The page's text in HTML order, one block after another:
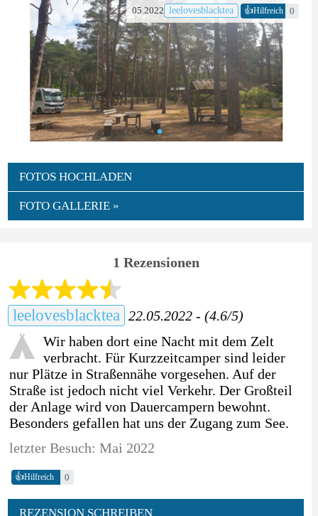
05.2022 leelovesblacktea 👍Hilfreich 0
FOTOS HOCHLADEN
FOTO GALLERIE »
1 Rezensionen
leelovesblacktea 22.05.2022 - (4.6/5)
Wir haben dort eine Nacht mit dem Zelt
verbracht. Für Kurzzeitcamper sind leider
nur Plätze in Straßennähe vorgesehen. Auf der
Straße ist jedoch nicht viel Verkehr. Der Großteil
der Anlage wird von Dauercampern bewohnt.
Besonders gefallen hat uns der Zugang zum See.
letzter Besuch: Mai 2022
👍Hilfreich 0
REZENSION SCHREIBEN